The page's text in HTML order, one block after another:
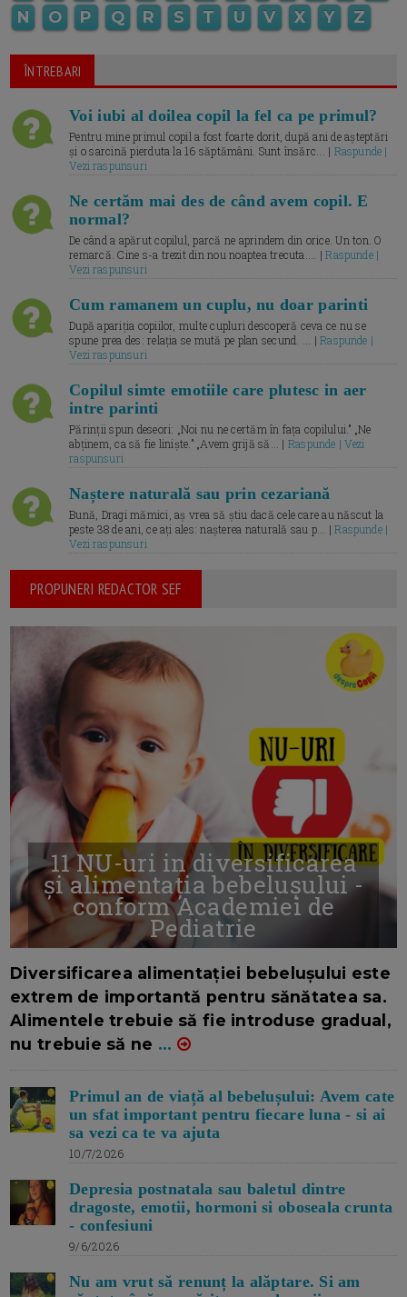
N
O P Q R S T U V X Y Z
ÎNTREBARI
Voi iubi al doilea copil la fel ca pe primul?
Pentru mine primul copil a fost foarte dorit, după ani de așteptări
și o sarcină pierduta la 16 săptămâni. Sunt însărc... | Raspunde |
Vezi raspunsuri
Ne certăm mai des de când avem copil. E
normal?
De când a apărut copilul, parcă ne aprindem din orice. Un ton. O
remarcă. Cine s-a trezit din nou noaptea trecuta.... |Raspunde |
Vezi raspunsuri
Cum ramanem un cuplu, nu doar parinti
După apariția copiilor, multe cupluri descoperă ceva ce nu se
spune prea des: relația se mută pe plan secund. ... |Raspunde |
Vezi raspunsuri
Copilul simte emotiile care plutesc in aer
intre parinti
Părinții spun deseori: „Noi nu ne certăm în fața copilului.” „Ne
abținem, ca să fie liniște.” „Avem grijă să... | Raspunde | Vezi
raspunsuri
Naștere naturală sau prin cezariană
Bună, Dragi mămici, aș vrea să știu dacă cele care au născut la
peste 38 de ani, ce ați ales: nașterea naturală sau p... |Raspunde |
Vezi raspunsuri
PROPUNERI REDACTOR SEF
11 NU-uri in diversificarea
și alimentația bebelușului -
conform Academiei de
Pediatrie
Diversificarea alimentației bebelușului este
extrem de importantă pentru sănătatea sa.
Alimentele trebuie să fie introduse gradual,
nu trebuie să ne ...
Primul an de viață al bebelușului: Avem cate
un sfat important pentru fiecare luna - si ai
sa vezi ca te va ajuta
10/7/2026
Depresia postnatala sau baletul dintre
dragoste, emotii, hormoni si oboseala crunta
- confesiuni
9/6/2026
Nu am vrut să renunț la alăptare. Si am